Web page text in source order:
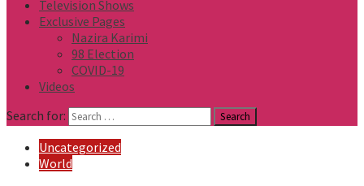
Television Shows
Exclusive Pages
Nazira Karimi
98 Election
COVID-19
Videos
Search for:
Uncategorized
World